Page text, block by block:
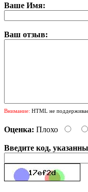
Ваше Имя:
Ваш отзыв:
Внимание: HTML не
Оценка: Плохо
Введите код,